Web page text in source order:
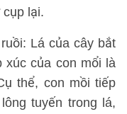
lại.
Lá của cây bắt
xúc của con mổi là
thể, con mồi tiếp
tuyến trong lá,